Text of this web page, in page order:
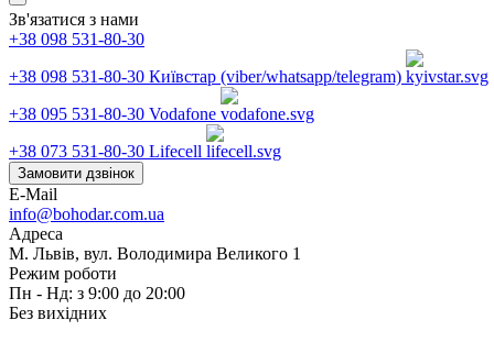
Зв'язатися з нами
+38 098 531-80-30
+38 098 531-80-30 Київстар (viber/whatsapp/telegram)
+38 095 531-80-30 Vodafone
+38 073 531-80-30 Lifecell
Замовити дзвінок
E-Mail
info@bohodar.com.ua
Адреса
М. Львів, вул. Володимира Великого 1
Режим роботи
Пн - Нд: з 9:00 до 20:00
Без вихідних